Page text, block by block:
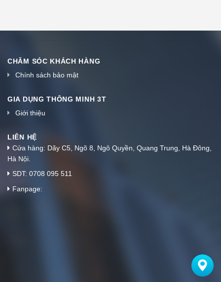
CHĂM SÓC KHÁCH HÀNG
Chính sách bảo mật
GIA DỤNG THÔNG MINH 3T
Giới thiệu
LIÊN HỆ
Cửa hàng: Dãy C5, Ngõ 8, Ngô Quyền, Quang Trung, Hà Đông,
Hà Nội.
SDT: 0708 095 511
Fanpage: